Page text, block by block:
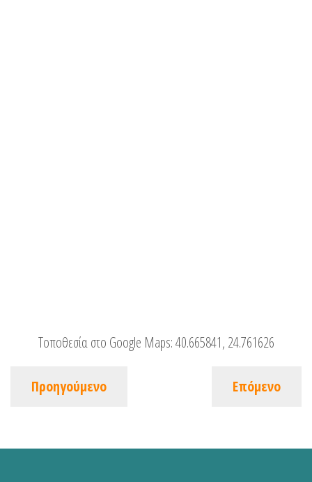
Τοποθεσία στο Google Maps:40.665841, 24.761626
Προηγούμενο Επόμενο